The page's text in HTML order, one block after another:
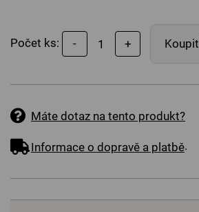
Počet ks: - + Koupit
Máte dotaz na tento produkt?
Informace o dopravě a platbě.